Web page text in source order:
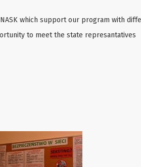
which support our program with
to meet the state represantatives